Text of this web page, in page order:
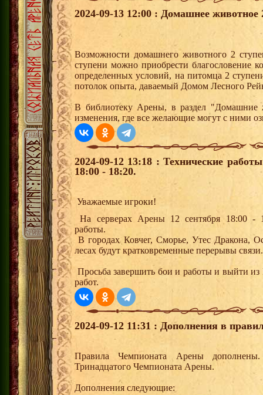
2024-09-13 12:00 : Домашнее животное
Возможности домашнего животного 2
ступени можно приобрести благословение
определенных условий, на питомца 2
потолок опыта, даваемый Домом Лесного
В библиотеку Арены, в раздел "Домашние
изменения, где все желающие могут с ними
2024-09-12 13:18 : Технические
18:00 - 18:20.
Уважаемые игроки!
На серверах Арены 12 сентября 18:00 -
работы.
В городах Ковчег, Сморье, Утес Дракона,
лесах будут кратковременные перерывы
Просьба завершить бои и работы и выйти
работ.
2024-09-12 11:31 : Дополнения в
Правила Чемпионата Арены
Тринадцатого Чемпионата Арены.
Дополнения следующие: